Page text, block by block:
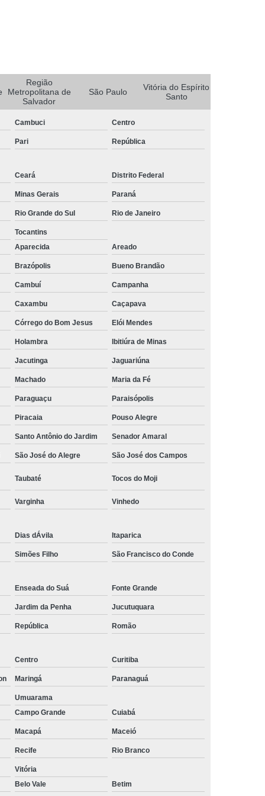
Rastreador Portátil para Carros
Rastreador Via Satelite para Carros
Empresa de Rastreador Automotivo
Rastreador Automotivo
Rastreador e Bloqueador para Carros
Rastreador Eletrônico Automotivo
para Carros de Empresa
Instalação de Rastreador em Caminhão
de Caminhão Belo Horizonte
Rastreador Gps para Caminhão
para Caminhão Via Satélite
Rastreador Via Satélite para Caminhão
Sistema de Rastreamento de Caminhões
Especializada em Rastreador de Carro
Carro
Rastreador de Carro Belo Horizonte
Rastreador Gps para Carros
Rastreador Veicular para Carro
Rastreador Veicular para Frota
para Carros
Rastreador de Carros
em Carro
Rastreador Gps Carro
no Carro
Rastreador para Carro
Empresa de Rastreamento de Automóveis
Carros
Rastreamento Carros Via Satélite
Rastreamento de Carros
Rastreamento de Carros e Caminhões
Rastreamento de Carros Minas Gerais
Gestão de Frotas Rastreamento
Caminhões
Rastreamento de Frota Veicular
Rastreamento de Frotas
Frotas
Empresa de Rastreamento de Carros
Região
Metropolitana de
Salvador
São Paulo
Vitória do Espírito
Santo
Cambuci Centro
Pari República
Ceará Distrito Federal
Minas Gerais Paraná
Rio Grande do Sul Rio de Janeiro
Tocantins
Aparecida Areado
Brazópolis Bueno Brandão
Cambuí Campanha
Caxambu Caçapava
Córrego do Bom Jesus Elói Mendes
Holambra Ibitiúra de Minas
Jacutinga Jaguariúna
Machado Maria da Fé
Paraguaçu Paraisópolis
Piracaia Pouso Alegre
Santo Antônio do Jardim Senador Amaral
São José do Alegre São José dos Campos
Taubaté Tocos do Moji
Varginha Vinhedo
Dias dÁvila Itaparica
Simões Filho São Francisco do Conde
Enseada do Suá Fonte Grande
Jardim da Penha Jucutuquara
República Romão
Centro Curitiba
Maringá Paranaguá
Umuarama
Campo Grande Cuiabá
Macapá Maceió
Recife Rio Branco
Vitória
Belo Vale Betim